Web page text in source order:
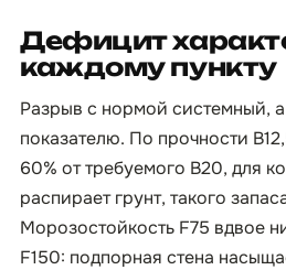
Дефицит
каждому пункту
Разрыв с нормой системный,
показателю. По прочности
60% от требуемого B20, для
распирает грунт, такого
Морозостойкость F75 вдвое
F150: подпорная стена